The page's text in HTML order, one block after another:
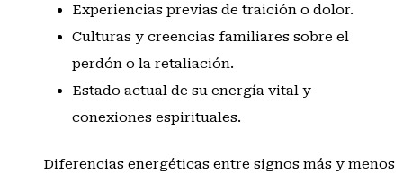
Experiencias previas de traición o dolor.
Culturas y creencias familiares sobre el
perdón o la retaliación.
Estado actual de su energía vital y
conexiones espirituales.
Diferencias energéticas entre signos más y menos